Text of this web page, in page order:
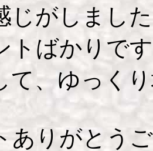
じがしまし
トばかりで
て、ゆっく
ありがとう